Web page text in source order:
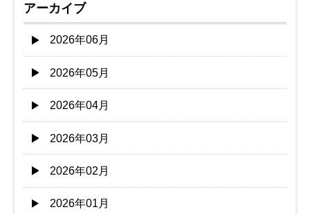
アーカイブ
2026年06月
2026年05月
2026年04月
2026年03月
2026年02月
2026年01月